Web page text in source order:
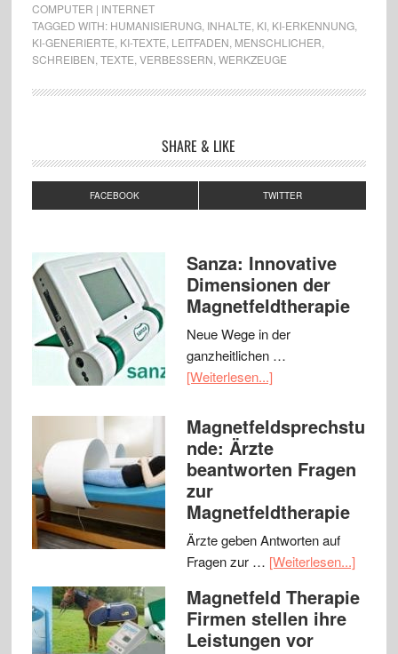
COMPUTER | INTERNET
TAGGED WITH: HUMANISIERUNG, INHALTE KI, KI-ERKENNUNG,
KI-GENERIERTE KI-TEXTE LEITFADEN MENSCHLICHER
SCHREIBEN TEXTE VERBESSERN WERKZEUGE
SHARE & LIKE
FACEBOOK TWITTER
Sanza: Innovative
Dimensionen der
Magnetfeldtherapie
Neue Wege in der
ganzheitlichen …
[Weiterlesen...]
Magnetfeldsprechstu
nde: Ärzte
beantworten Fragen
zur
Magnetfeldtherapie
Ärzte geben Antworten auf
Fragen zur … [Weiterlesen...]
Magnetfeld Therapie
Firmen stellen ihre
Leistungen vor